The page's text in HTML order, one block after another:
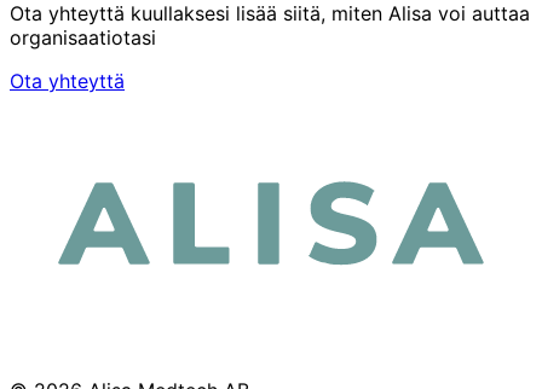
Ota yhteyttä kuullaksesi lisää siitä, miten Alisa voi auttaa
organisaatiotasi
Ota yhteyttä